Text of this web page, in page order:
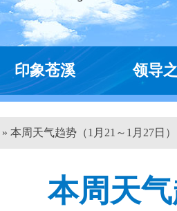
印象苍溪 领导
» 本周天气趋势（1月21～1月27日
本周天